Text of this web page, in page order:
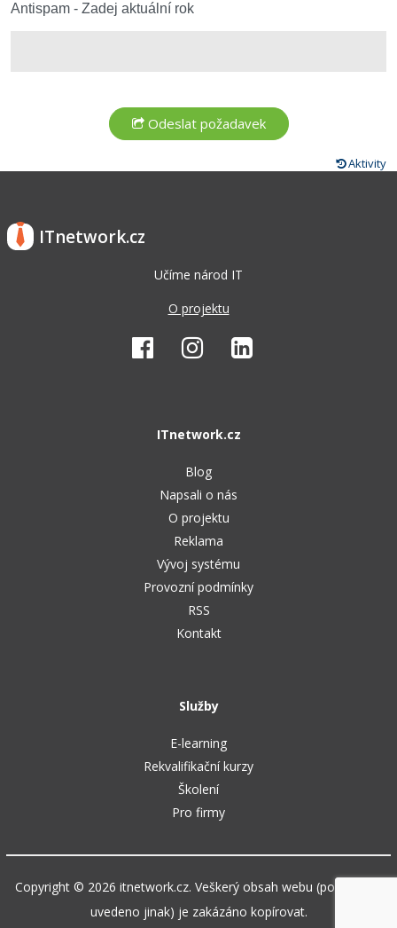
Antispam - Zadej aktuální rok
Aktivity
ITnetwork.cz
Učíme národ IT
O projektu
ITnetwork.cz
Blog
Napsali o nás
O projektu
Reklama
Vývoj systému
Provozní podmínky
RSS
Kontakt
Služby
E-learning
Rekvalifikační kurzy
Školení
Pro firmy
Copyright © 2026 itnetwork.cz. Veškerý obsah webu (pokud není
uvedeno jinak) je zakázáno kopírovat.